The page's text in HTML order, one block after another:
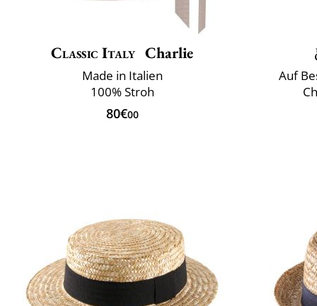
Classic Italy Charlie
Made in Italien
100% Stroh
80€00
Auf